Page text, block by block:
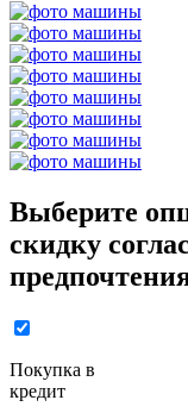
Выберите
скидку
Покупка в
кредит